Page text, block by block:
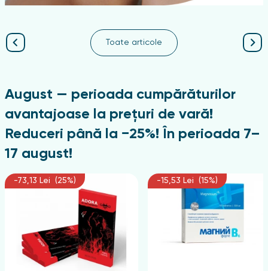
Toate articole
August — perioada cumpărăturilor
avantajoase la prețuri de vară!
Reduceri până la −25%! În perioada 7–
17 august!
-73,13 Lei (25%) -15,53 Lei (15%)